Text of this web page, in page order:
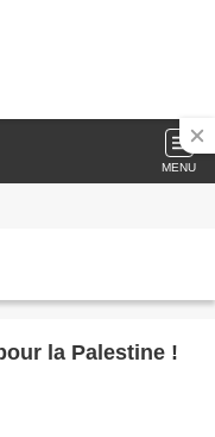
MENU
la Palestine !